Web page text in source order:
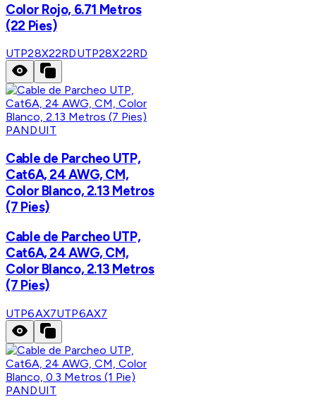
Color Rojo, 6.71 Metros
(22 Pies)
UTP28X22RDUTP28X22RD
PANDUIT
Cable de Parcheo UTP,
Cat6A, 24 AWG, CM,
Color Blanco, 2.13 Metros
(7 Pies)
Cable de Parcheo UTP,
Cat6A, 24 AWG, CM,
Color Blanco, 2.13 Metros
(7 Pies)
UTP6AX7UTP6AX7
PANDUIT